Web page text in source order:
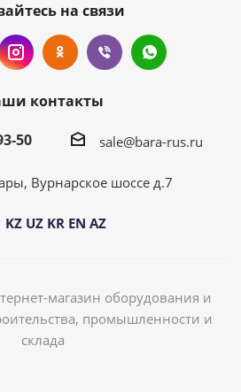
на связи
контакты
50
sale@bara-rus.ru
Вурнарское шоссе д.7
KZ UZ KR EN AZ
магазин оборудования и
промышленности и
склада